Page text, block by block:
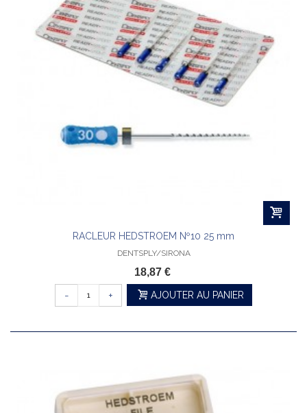
RACLEUR HEDSTROEM Nº10 25 mm
DENTSPLY/SIRONA
18,87 €
- + AJOUTER AU PANIER